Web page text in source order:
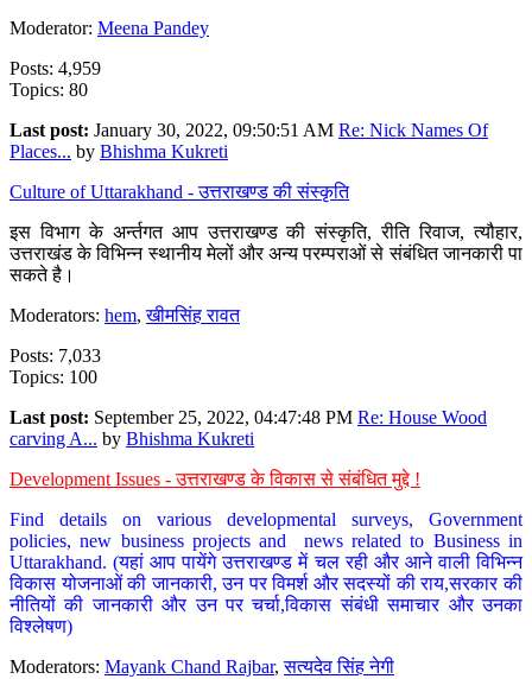
Moderator: Meena Pandey
Posts: 4,959
Topics: 80
Last post: January 30, 2022, 09:50:51 AM Re: Nick Names Of
Places... by Bhishma Kukreti
Culture of Uttarakhand - उत्तराखण्ड की संस्कृति
इस विभाग के अर्न्तगत आप उत्तराखण्ड की संस्कृति, रीति रिवाज, त्यौहार,
उत्तराखंड के विभिन्न स्थानीय मेलों और अन्य परम्पराओं से संबंधित जानकारी पा
सकते है।
Moderators: hem,खीमसिंह रावत
Posts: 7,033
Topics: 100
Last post: September 25, 2022, 04:47:48 PM Re: House Wood
carving A... by Bhishma Kukreti
Development Issues - उत्तराखण्ड के विकास से संबंधित मुद्दे !
Find details on various developmental surveys, Government
policies, new business projects and news related to Business in
Uttarakhand. (यहां आप पायेंगे उत्तराखण्ड में चल रही और आने वाली विभिन्न
विकास योजनाओं की जानकारी, उन पर विमर्श और सदस्यों की राय,सरकार की
नीतियों की जानकारी और उन पर चर्चा,विकास संबंधी समाचार और उनका
विश्लेषण)
Moderators: Mayank Chand Rajbar,सत्यदेव सिंह नेगी